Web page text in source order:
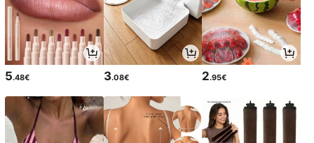
5.48€ 3.08€ 2.95€